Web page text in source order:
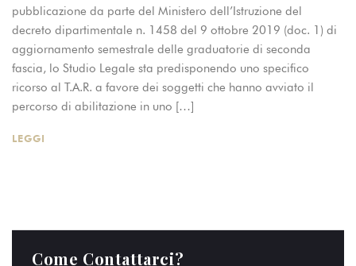
pubblicazione da parte del Ministero dell’Istruzione del
decreto dipartimentale n. 1458 del 9 ottobre 2019 (doc. 1) di
aggiornamento semestrale delle graduatorie di seconda
fascia, lo Studio Legale sta predisponendo uno specifico
ricorso al T.A.R. a favore dei soggetti che hanno avviato il
percorso di abilitazione in uno […]
LEGGI
Come Contattarci?